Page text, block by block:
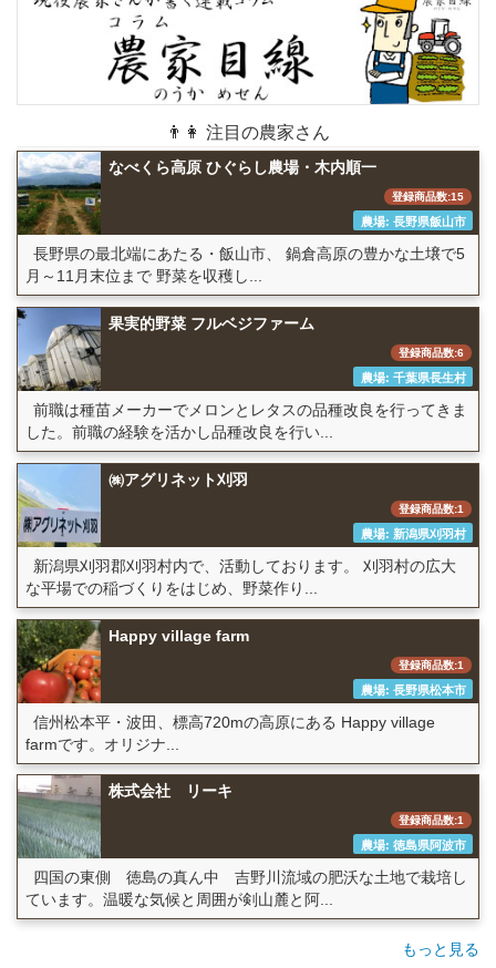
👨👩 注目の農家さん
なべくら高原 ひぐらし農場・木内順一
登録商品数:15
農場: 長野県飯山市
長野県の最北端にあたる・飯山市、 鍋倉高原の豊かな土壌で5
月～11月末位まで 野菜を収穫し...
果実的野菜 フルベジファーム
登録商品数:6
農場: 千葉県長生村
前職は種苗メーカーでメロンとレタスの品種改良を行ってきま
した。前職の経験を活かし品種改良を行い...
㈱アグリネット刈羽
登録商品数:1
農場: 新潟県刈羽村
新潟県刈羽郡刈羽村内で、活動しております。 刈羽村の広大
な平場での稲づくりをはじめ、野菜作り...
Happy village farm
登録商品数:1
農場: 長野県松本市
信州松本平・波田、標高720mの高原にある Happy village
farmです。オリジナ...
株式会社 リーキ
登録商品数:1
農場: 徳島県阿波市
四国の東側 徳島の真ん中 吉野川流域の肥沃な土地で栽培し
ています。温暖な気候と周囲が剣山麓と阿...
もっと見る